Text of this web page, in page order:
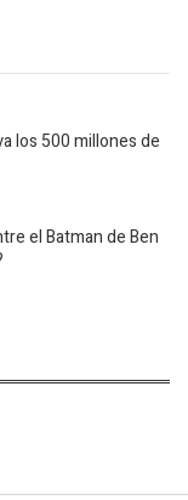
los 500 millones de
el Batman de Ben